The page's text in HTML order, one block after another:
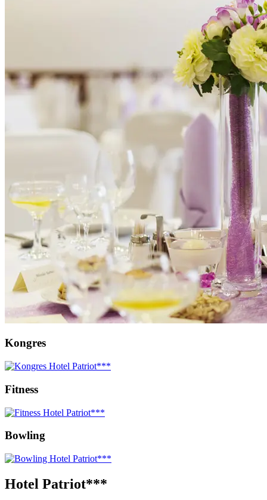
Kongres
Fitness
Bowling
Hotel Patriot***